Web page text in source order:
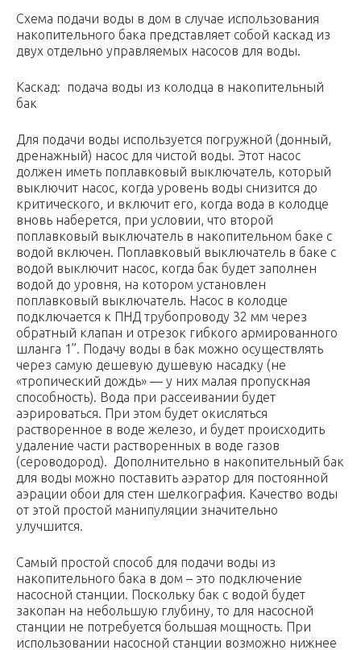
Схема подачи воды в дом в случае использования
накопительного бака представляет собой каскад из
двух отдельно управляемых насосов для воды.
Каскад: подача воды из колодца в накопительный
бак
Для подачи воды используется погружной (донный,
дренажный) насос для чистой воды. Этот насос
должен иметь поплавковый выключатель, который
выключит насос, когда уровень воды снизится до
критического, и включит его, когда вода в колодце
вновь наберется, при условии, что второй
поплавковый выключатель в накопительном баке с
водой включен. Поплавковый выключатель в баке с
водой выключит насос, когда бак будет заполнен
водой до уровня, на котором установлен
поплавковый выключатель. Насос в колодце
подключается к ПНД трубопроводу 32 мм через
обратный клапан и отрезок гибкого армированного
шланга 1”. Подачу воды в бак можно осуществлять
через самую дешевую душевую насадку (не
«тропический дождь» — у них малая пропускная
способность). Вода при рассеивании будет
аэрироваться. При этом будет окисляться
растворенное в воде железо, и будет происходить
удаление части растворенных в воде газов
(сероводород). Дополнительно в накопительный бак
для воды можно поставить аэратор для постоянной
аэрации обои для стен шелкография. Качество воды
от этой простой манипуляции значительно
улучшится.
Самый простой способ для подачи воды из
накопительного бака в дом – это подключение
насосной станции. Поскольку бак с водой будет
закопан на небольшую глубину, то для насосной
станции не потребуется большая мощность. При
использовании насосной станции возможно нижнее